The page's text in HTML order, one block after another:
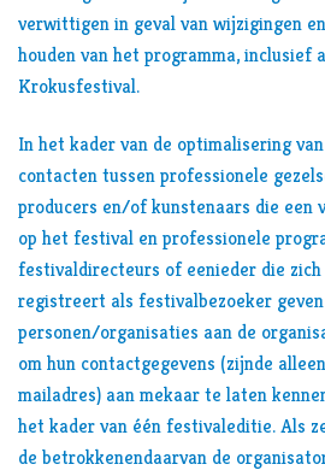
verwittigen in geval van wijzigingen
houden van het programma, inclusief
Krokusfestival.
In het kader van de optimalisering
contacten tussen professionele
producers en/of kunstenaars die een
op het festival en professionele
festivaldirecteurs of eenieder die
registreert als festivalbezoeker geven
personen/organisaties aan de
om hun contactgegevens (zijnde
mailadres) aan mekaar te laten
het kader van één festivaleditie. Als
de betrokkenendaarvan de